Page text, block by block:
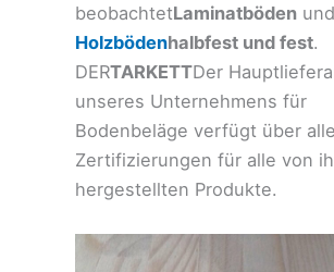
beobachtetLaminatböden und
Holzbödenhalbfest und fest.
DERTARKETTDer
unseres Unternehmens für
Bodenbeläge verfügt über
Zertifizierungen für alle von
hergestellten Produkte.